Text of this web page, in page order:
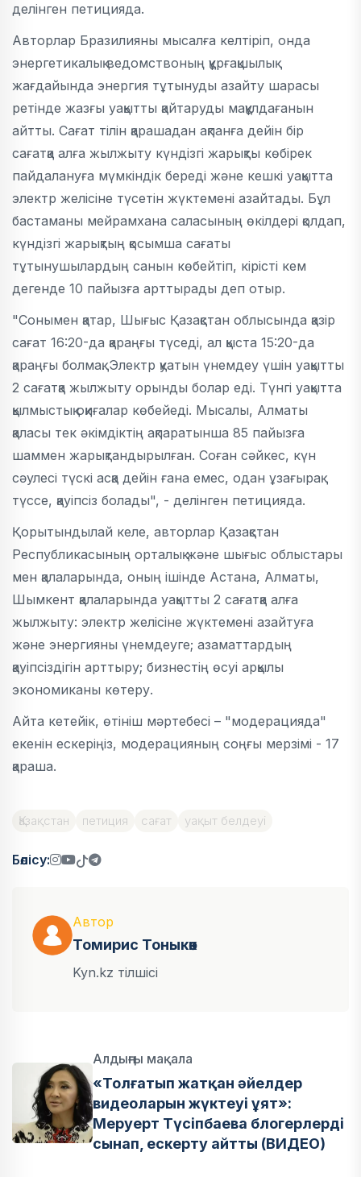
делінген петицияда.
Авторлар Бразилияны мысалға келтіріп, онда
энергетикалық ведомствоның құрғақшылық
жағдайында энергия тұтынуды азайту шарасы
ретінде жазғы уақытты қайтаруды мақұлдағанын
айтты. Сағат тілін қарашадан ақпанға дейін бір
сағатқа алға жылжыту күндізгі жарықты көбірек
пайдалануға мүмкіндік береді және кешкі уақытта
электр желісіне түсетін жүктемені азайтады. Бұл
бастаманы мейрамхана саласының өкілдері қолдап,
күндізгі жарықтың қосымша сағаты
тұтынушылардың санын көбейтіп, кірісті кем
дегенде 10 пайызға арттырады деп отыр.
"Сонымен қатар, Шығыс Қазақстан облысында қазір
сағат 16:20-да қараңғы түседі, ал қыста 15:20-да
қараңғы болмақ. Электр қуатын үнемдеу үшін уақытты
2 сағатқа жылжыту орынды болар еді. Түнгі уақытта
қылмыстық оқиғалар көбейеді. Мысалы, Алматы
қаласы тек әкімдіктің ақпаратынша 85 пайызға
шаммен жарықтандырылған. Соған сәйкес, күн
сәулесі түскі асқа дейін ғана емес, одан ұзағырақ
түссе, қауіпсіз болады", - делінген петицияда.
Қорытындылай келе, авторлар Қазақстан
Республикасының орталық және шығыс облыстары
мен қалаларында, оның ішінде Астана, Алматы,
Шымкент қалаларында уақытты 2 сағатқа алға
жылжыту: электр желісіне жүктемені азайтуға
және энергияны үнемдеуге; азаматтардың
қауіпсіздігін арттыру; бизнестің өсуі арқылы
экономиканы көтеру.
Айта кетейік, өтініш мәртебесі – "модерацияда"
екенін ескеріңіз, модерацияның соңғы мерзімі - 17
қараша.
Қазақстан петиция сағат уақыт белдеуі
Бөлісу:
Автор
Томирис Тоныкөк
Kyn.kz тілшісі
Алдыңғы мақала
«Толғатып жатқан әйелдер
видеоларын жүктеуі ұят»:
Меруерт Түсіпбаева блогерлерді
сынап, ескерту айтты (ВИДЕО)